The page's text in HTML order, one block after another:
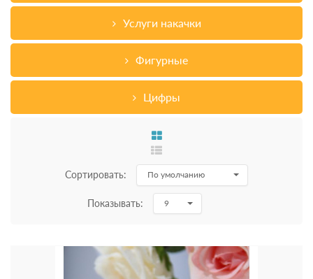
Услуги накачки
Фигурные
Цифры
Сортировать: По умолчанию
Показывать: 9